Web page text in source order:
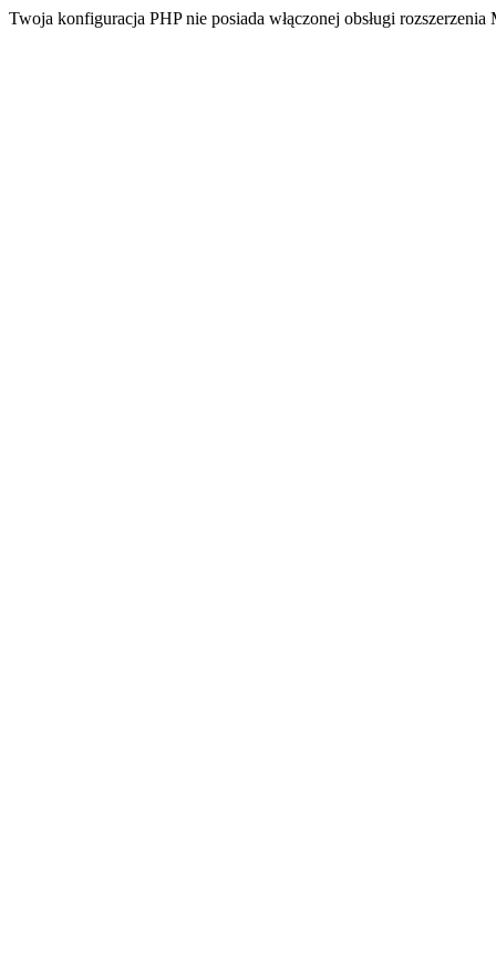
Twoja konfiguracja PHP nie posiada włączonej obsługi